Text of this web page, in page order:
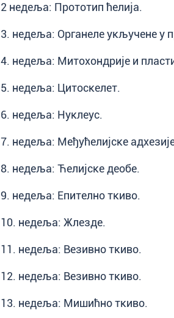
2 недеља: Прототип ћелија.
3. недеља: Органеле укључене у
4. недеља: Митохондрије и
5. недеља: Цитоскелет.
6. недеља: Нуклеус.
7. недеља: Међућелијске
8. недеља: Ћелијске деобе.
9. недеља: Епително ткиво.
10. недеља: Жлезде.
11. недеља: Везивно ткиво.
12. недеља: Везивно ткиво.
13. недеља: Мишићно ткиво.